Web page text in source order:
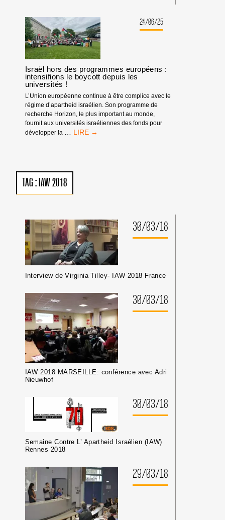
FRANCE
L’HUMANITÉ
2025
24/06/25
Israël hors des programmes européens :
intensifions le boycott depuis les
universités !
L’Union européenne continue à être complice avec le
régime d’apartheid israélien. Son programme de
recherche Horizon, le plus important au monde,
fournit aux universités israéliennes des fonds pour
développer la
ISRAËL
BOYCOTT
UNIVERSITÉS !
TAG : IAW 2018
30/03/18
Interview de Virginia Tilley- IAW 2018 France
30/03/18
IAW 2018 MARSEILLE: conférence avec Adri
Nieuwhof
30/03/18
Semaine Contre L’ Apartheid Israélien (IAW)
Rennes 2018
29/03/18